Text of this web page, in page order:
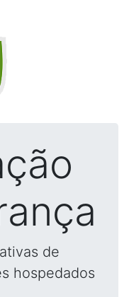
de
hospedados